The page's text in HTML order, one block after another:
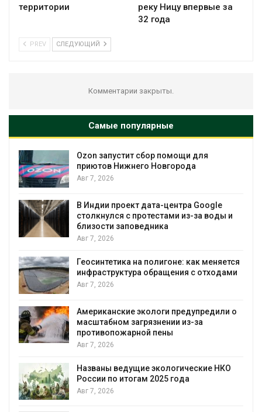
территории
реку Ницу впервые за
32 года
PREV СЛЕДУЮЩИЙ
Комментарии закрыты.
Самые популярные
Ozon запустит сбор помощи для
приютов Нижнего Новгорода
Авг 7, 2026
В Индии проект дата-центра Google
столкнулся с протестами из-за воды и
близости заповедника
Авг 7, 2026
Геосинтетика на полигоне: как меняется
инфраструктура обращения с отходами
Авг 7, 2026
Американские экологи предупредили о
масштабном загрязнении из-за
противопожарной пены
Авг 7, 2026
Названы ведущие экологические НКО
России по итогам 2025 года
Авг 7, 2026